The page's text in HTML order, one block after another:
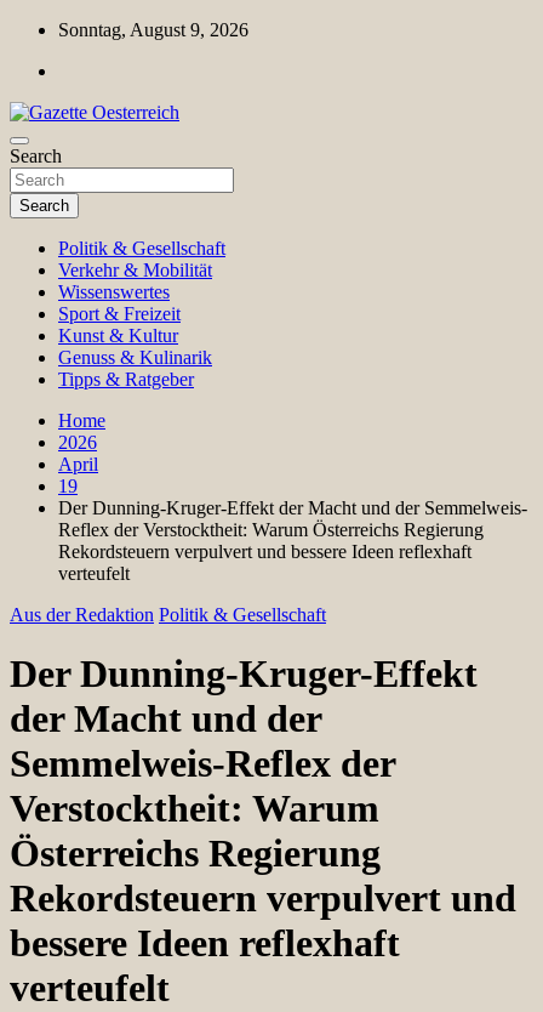
Skip
content
Sonntag, August 9, 2026
Gazette Oesterreich
Magazin für Freizeit, Politik, Kultur & Wissenschaft
Search
Search
Politik & Gesellschaft
Verkehr & Mobilität
Wissenswertes
Sport & Freizeit
Kunst & Kultur
Genuss & Kulinarik
Tipps & Ratgeber
Home
2026
April
19
Der Dunning-Kruger-Effekt der Macht und der Semmelweis-
Reflex der Verstocktheit: Warum Österreichs Regierung
Rekordsteuern verpulvert und bessere Ideen reflexhaft
verteufelt
Aus der Redaktion Politik & Gesellschaft
Der Dunning-Kruger-Effekt
der Macht und der
Semmelweis-Reflex der
Verstocktheit: Warum
Österreichs Regierung
Rekordsteuern verpulvert und
bessere Ideen reflexhaft
verteufelt